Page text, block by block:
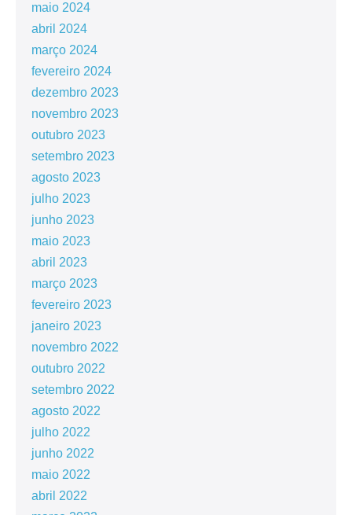
maio 2024
abril 2024
março 2024
fevereiro 2024
dezembro 2023
novembro 2023
outubro 2023
setembro 2023
agosto 2023
julho 2023
junho 2023
maio 2023
abril 2023
março 2023
fevereiro 2023
janeiro 2023
novembro 2022
outubro 2022
setembro 2022
agosto 2022
julho 2022
junho 2022
maio 2022
abril 2022